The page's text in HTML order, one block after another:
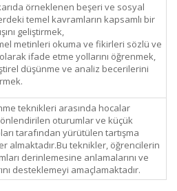
örneklenen beşeri ve sosyal
temel kavramların kapsamlı bir
geliştirmek,
metinleri okuma ve fikirleri sözlü ve
olarak ifade etme yollarını öğrenmek,
düşünme ve analiz becerilerini
teknikleri arasında hocalar
oturumlar ve küçük
tarafından yürütülen tartışma
almaktadır.Bu teknikler, öğrencilerin
derinlemesine anlamalarını ve
desteklemeyi amaçlamaktadır.